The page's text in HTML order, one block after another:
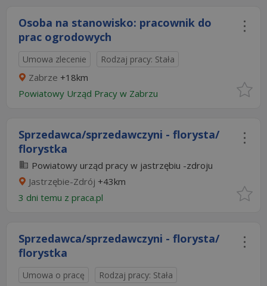
Osoba na stanowisko: pracownik do
prac ogrodowych
Umowa zlecenie Rodzaj pracy: Stała
Zabrze +18km
Powiatowy Urząd Pracy w Zabrzu
Sprzedawca/sprzedawczyni - florysta/
florystka
Powiatowy urząd pracy w jastrzębiu -zdroju
Jastrzębie-Zdrój +43km
3 dni temu z praca.pl
Sprzedawca/sprzedawczyni - florysta/
florystka
Umowa o pracę Rodzaj pracy: Stała